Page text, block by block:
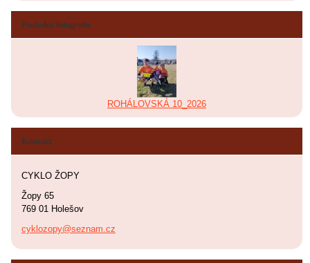
Poslední fotografie
ROHÁLOVSKÁ 10_2026
Kontakt
CYKLO ŽOPY
Žopy 65
769 01 Holešov
cyklozopy@seznam.cz